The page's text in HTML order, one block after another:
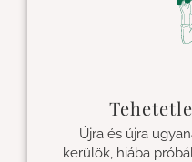
Újra és újra
kerülök, hiába